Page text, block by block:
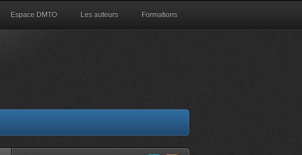
Espace DMTO Les auteurs Formations